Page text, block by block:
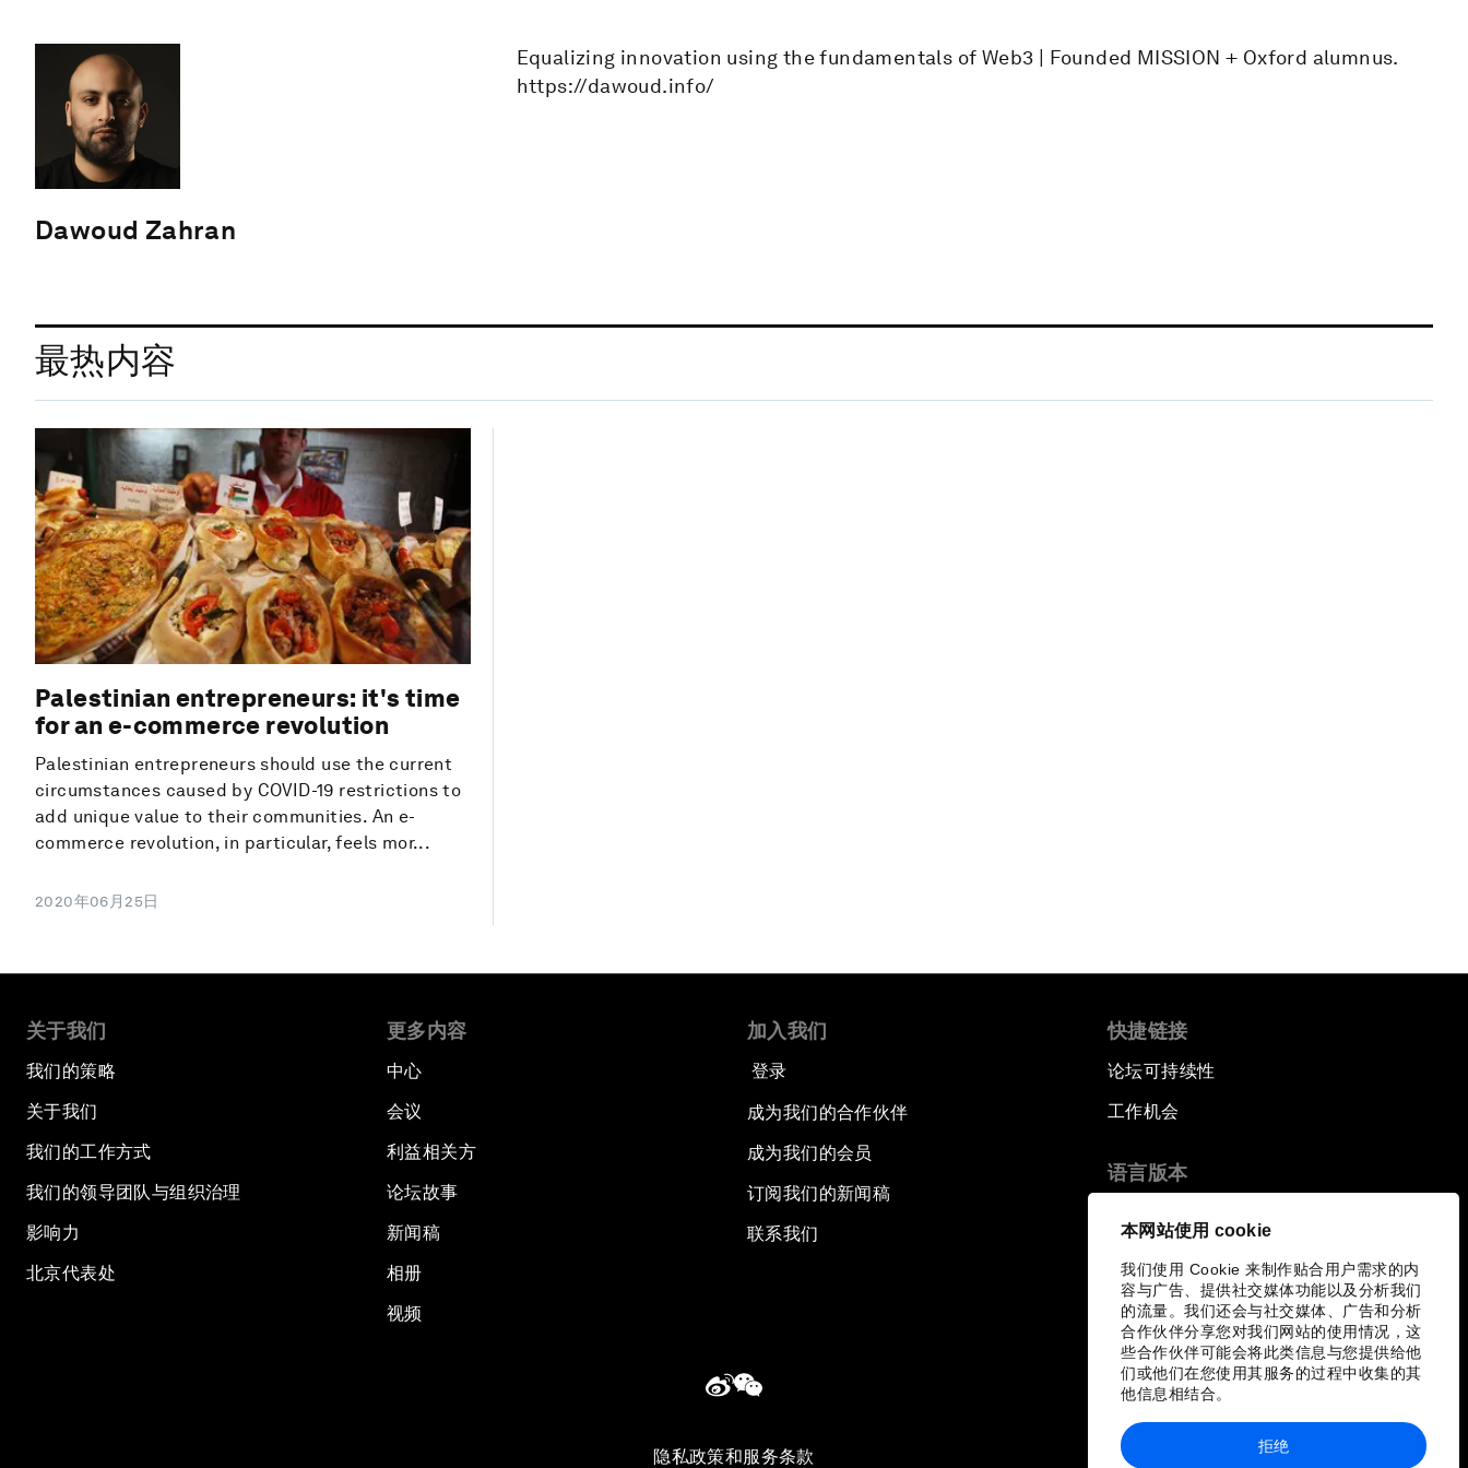
本网站使用 cookie
我们使用 Cookie 来制作贴合用户需求的内
容与广告、提供社交媒体功能以及分析我们
的流量。我们还会与社交媒体、广告和分析
合作伙伴分享您对我们网站的使用情况，这
些合作伙伴可能会将此类信息与您提供给他
们或他们在您使用其服务的过程中收集的其
他信息相结合。
拒绝
Dawoud Zahran
Equalizing innovation using the fundamentals of Web3 | Founded MISSION + Oxford alumnus.
https://dawoud.info/
最热内容
Palestinian entrepreneurs: it's time
for an e-commerce revolution
Palestinian entrepreneurs should use the current
circumstances caused by COVID-19 restrictions to
add unique value to their communities. An e-
commerce revolution, in particular, feels mor...
2020年06月25日
关于我们
我们的策略
关于我们
我们的工作方式
我们的领导团队与组织治理
影响力
北京代表处
更多内容
中心
会议
利益相关方
论坛故事
新闻稿
相册
视频
加入我们
登录
成为我们的合作伙伴
成为我们的会员
订阅我们的新闻稿
联系我们
快捷链接
论坛可持续性
工作机会
语言版本
隐私政策和服务条款